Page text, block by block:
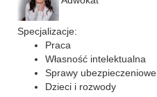
Specjalizacje:
Praca
Własność intelektualna
Sprawy ubezpieczeniowe
Dzieci i rozwody